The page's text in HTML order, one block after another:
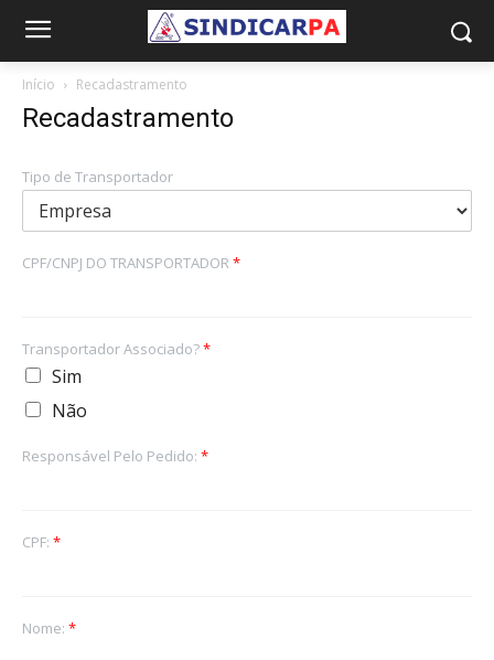
Início Recadastramento
Recadastramento
Tipo de Transportador
CPF/CNPJ DO TRANSPORTADOR*
Transportador Associado?*
Sim
Não
Responsável Pelo Pedido: *
CPF: *
Nome: *